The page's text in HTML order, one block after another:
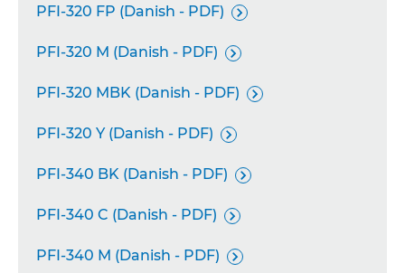
PFI-320 FP (Danish - PDF) 
PFI-320 M (Danish - PDF) 
PFI-320 MBK (Danish - PDF) 
PFI-320 Y (Danish - PDF) 
PFI-340 BK (Danish - PDF) 
PFI-340 C (Danish - PDF) 
PFI-340 M (Danish - PDF) 